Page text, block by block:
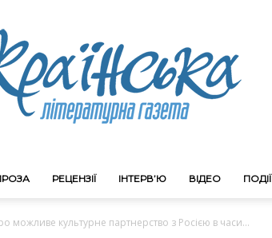
РЕЦЕНЗІЇ ІНТЕРВ’Ю ВІДЕО ПОДІЇ
можливе культурне партнерство з Росією в часи...